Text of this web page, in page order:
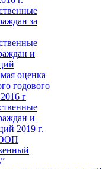
за
и
оценка
годового
г
и
2019 г.